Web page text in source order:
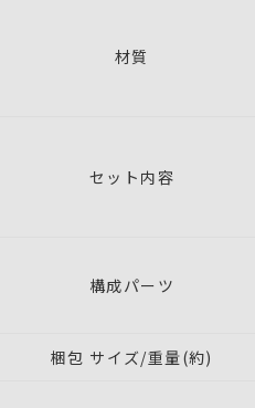
材質
セット内容
構成パーツ
梱包 サイズ/重量(約)